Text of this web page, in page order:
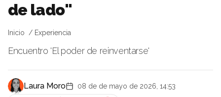
de lado"
Inicio Experiencia
Encuentro 'El poder de reinventarse'
Laura Moro
08 de de mayo de 2026, 14:53